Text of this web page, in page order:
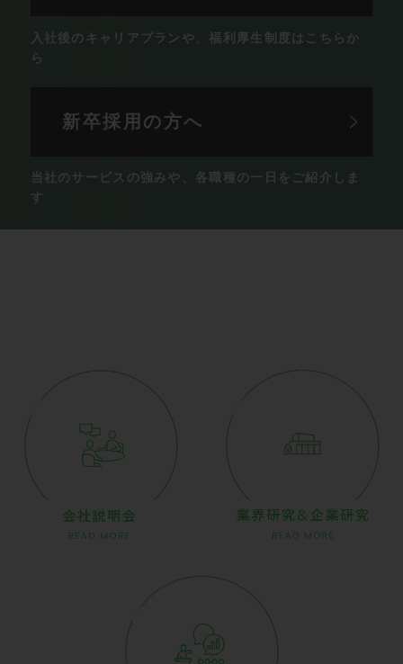
入社後のキャリアプランや、 福利厚生制度はこちらか
ら
新卒採用の方へ
当社のサービスの強みや、 各職種の一日をご紹介しま
す